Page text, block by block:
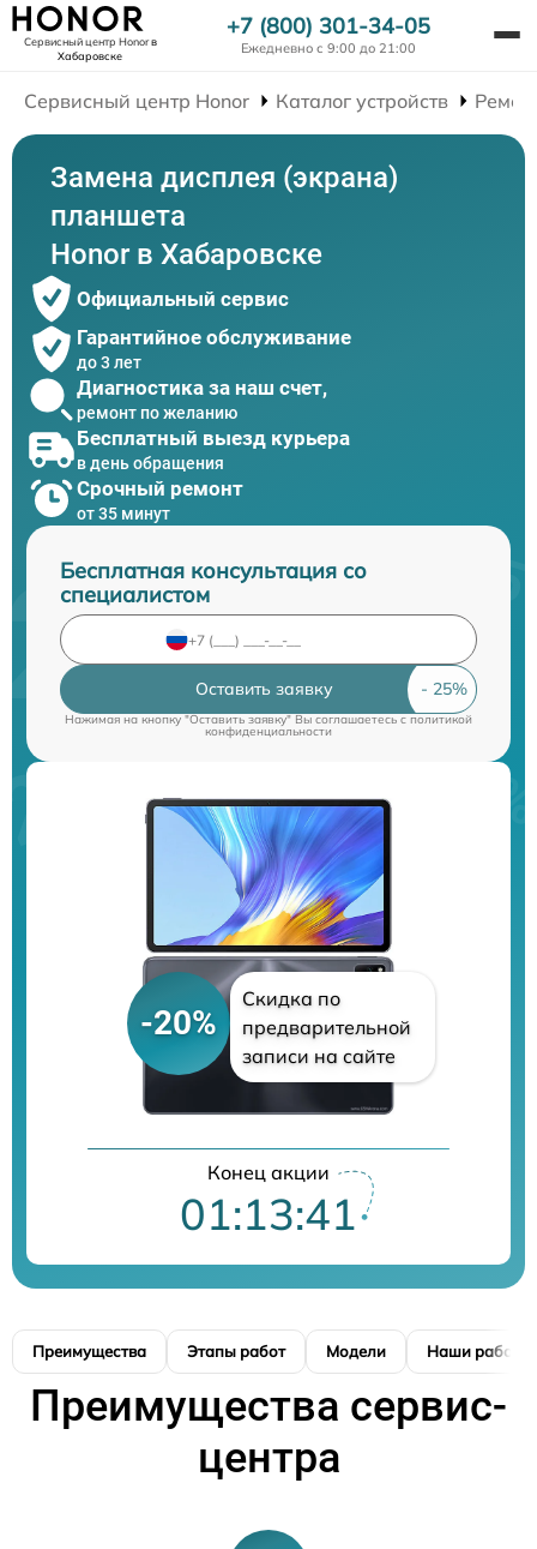
Сервисный центр Honorв
Хабаровске
+7 (800) 301-34-05
Ежедневно с 9:00 до 21:00
Сервисный центр Honor Каталог устройств
Замена дисплея (экрана)
планшета
Honor в Хабаровске
Официальный сервис
Гарантийное обслуживание
до 3 лет
Диагностика за наш счет,
ремонт по желанию
Бесплатный выезд курьера
в день обращения
Срочный ремонт
от 35 минут
Бесплатная консультация со
специалистом
Оставить заявку
Нажимая на кнопку "Оставить заявку" Вы соглашаетесь cполитикой
конфиденциальности
-20%
Скидка по
предварительной
записи на сайте
Конец акции
01:13:41
Преимущества Этапы работ Модели Наши работы
Преимущества сервис-
центра